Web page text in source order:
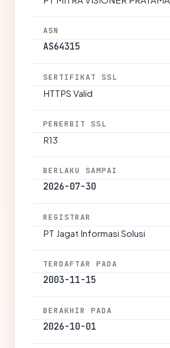
ASN
AS64315
SERTIFIKAT SSL
HTTPS Valid
PENERBIT SSL
R13
BERLAKU SAMPAI
2026-07-30
REGISTRAR
PT Jagat Informasi Solusi
TERDAFTAR PADA
2003-11-15
BERAKHIR PADA
2026-10-01